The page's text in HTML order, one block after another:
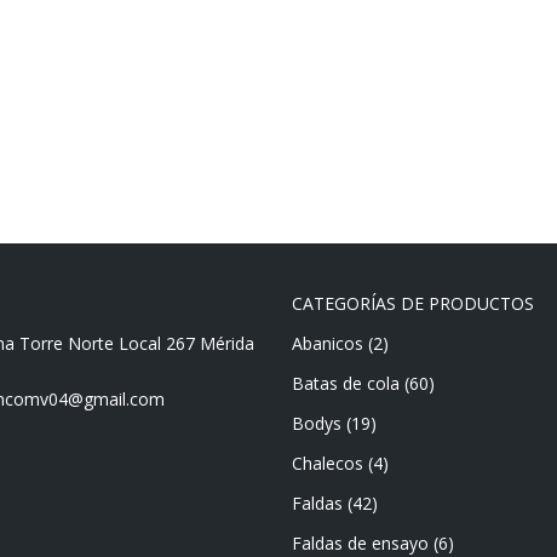
Torre Norte Local 267 Mérida
CATEGORÍAS DE PRODUCTOS
Abanicos (2)
Batas de cola (60)
Bodys (19)
Chalecos (4)
Faldas (42)
Faldas de ensayo (6)